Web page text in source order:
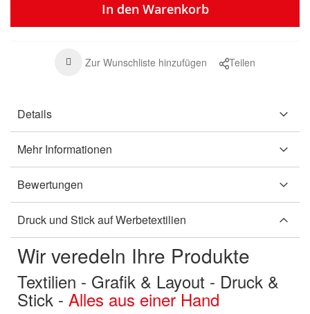
In den Warenkorb
Zur Wunschliste hinzufügen Teilen
Details
Mehr Informationen
Bewertungen
Druck und Stick auf Werbetextilien
Wir veredeln Ihre Produkte
Textilien - Grafik & Layout - Druck &
Stick - Alles aus einer Hand